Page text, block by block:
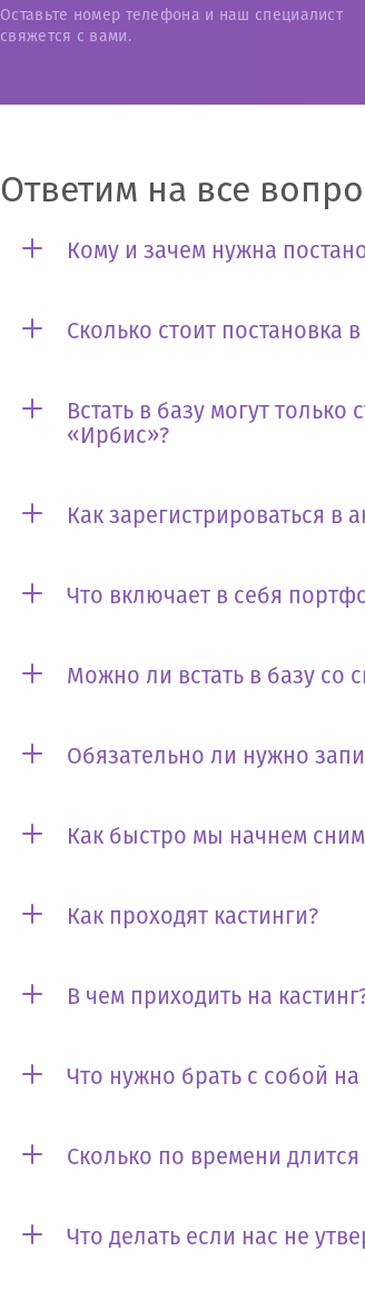
Оставьте номер телефона и наш специалист
свяжется с вами.
Ответим на все
Кому и зачем нужна
Сколько стоит постановка в
Встать в базу могут
«Ирбис»?
Как зарегистрироваться в
Что включает в себя
Можно ли встать в базу со
Обязательно ли нужно
Как быстро мы начнем
Как проходят кастинги?
В чем приходить на
Что нужно брать с собой на
Сколько по времени длится
Что делать если нас не